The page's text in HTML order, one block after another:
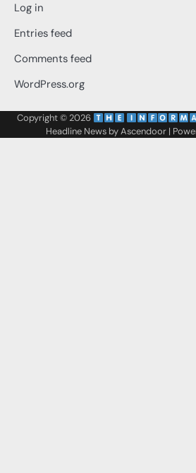
Log in
Entries feed
Comments feed
WordPress.org
Copyright © 2026
Headline News byAscendoor|